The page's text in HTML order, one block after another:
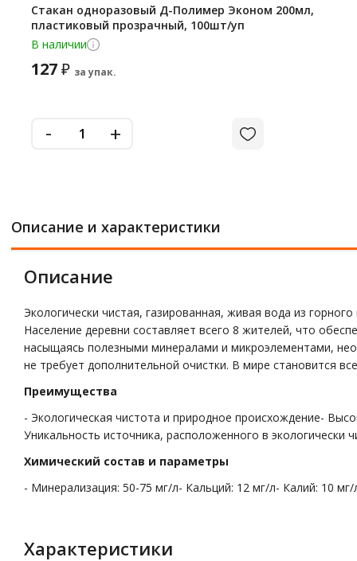
Стакан одноразовый Д-Полимер Эконом 200мл,
пластиковый прозрачный, 100шт/уп
В наличии
127₽ за упак.
- +
Описание и характеристики
Описание
Экологически чистая, газированная, живая вода из
Население деревни составляет всего 8 жителей, что
насыщаясь полезными минералами и микроэлементами,
не требует дополнительной очистки. В мире становится
Преимущества
- Экологическая чистота и природное происхождение-
Уникальность источника, расположенного в экологически
Химический состав и параметры
- Минерализация: 50-75 мг/л- Кальций: 12 мг/л- Калий: 10
Характеристики